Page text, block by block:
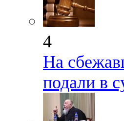
4
На
подали в